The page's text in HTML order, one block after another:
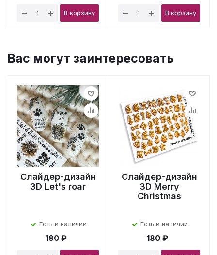
В корзину В корзину
Вас могут заинтересовать
Слайдер-дизайн
3D Let's roar
Есть в наличии
180 ₽
Слайдер-дизайн
3D Merry
Christmas
Есть в наличии
180 ₽